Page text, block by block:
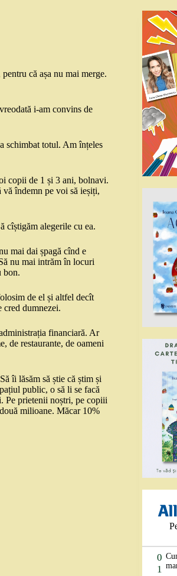
că așa nu mai merge.
i-am convins de
schimbat totul. Am înțeles
copii de 1 și 3 ani, bolnavi.
vă îndemn pe voi să ieșiți,
cîștigăm alegerile cu ea.
mai dai șpagă cînd e
nu mai intrăm în locuri
bon.
de el și altfel decît
cred dumnezei.
financiară. Ar
de restaurante, de oameni
îi lăsăm să știe că știm și
public, o să li se facă
Pe prietenii noștri, pe copiii
milioane. Măcar 10%
0
1